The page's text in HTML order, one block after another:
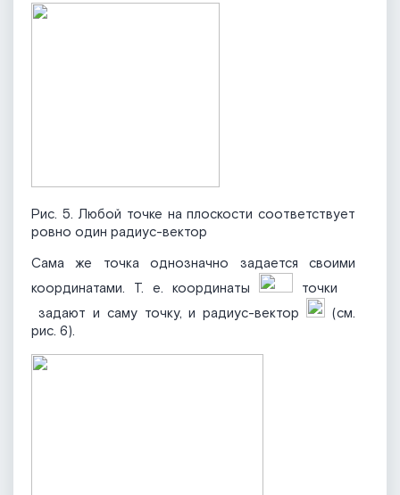
Рис. 5. Любой точке на плоскости соответствует
ровно один радиус-вектор
Сама же точка однозначно задается своими
координатами. Т. е. координаты
точки
задают и саму точку, и радиус-вектор
(см.
рис. 6).